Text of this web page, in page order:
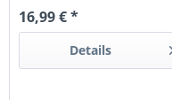
16,99 € *
Details